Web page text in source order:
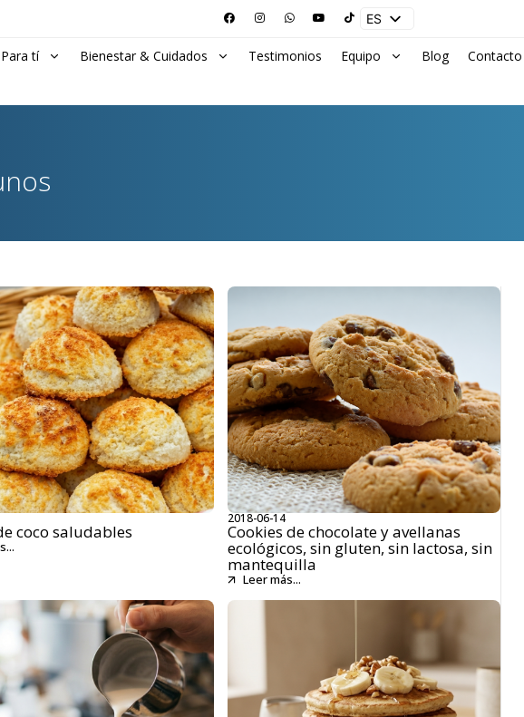
ES
Para tí Bienestar & Cuidados Testimonios Equipo Blog Contacto
coco saludables
2018-06-14
Cookies de chocolate y avellanas
ecológicos, sin gluten, sin lactosa, sin
mantequilla
Leer más...